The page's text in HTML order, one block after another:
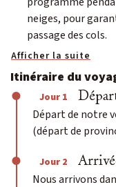
neiges, pour
passage des cols.
Afficher la suite
Itinéraire du
Jour 1
Départ de notre
(départ de
Jour 2
Nous arrivons